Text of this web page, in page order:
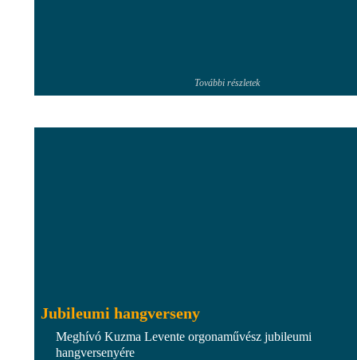
További részletek
Jubileumi hangverseny
Meghívó Kuzma Levente orgonaművész jubileumi
hangversenyére